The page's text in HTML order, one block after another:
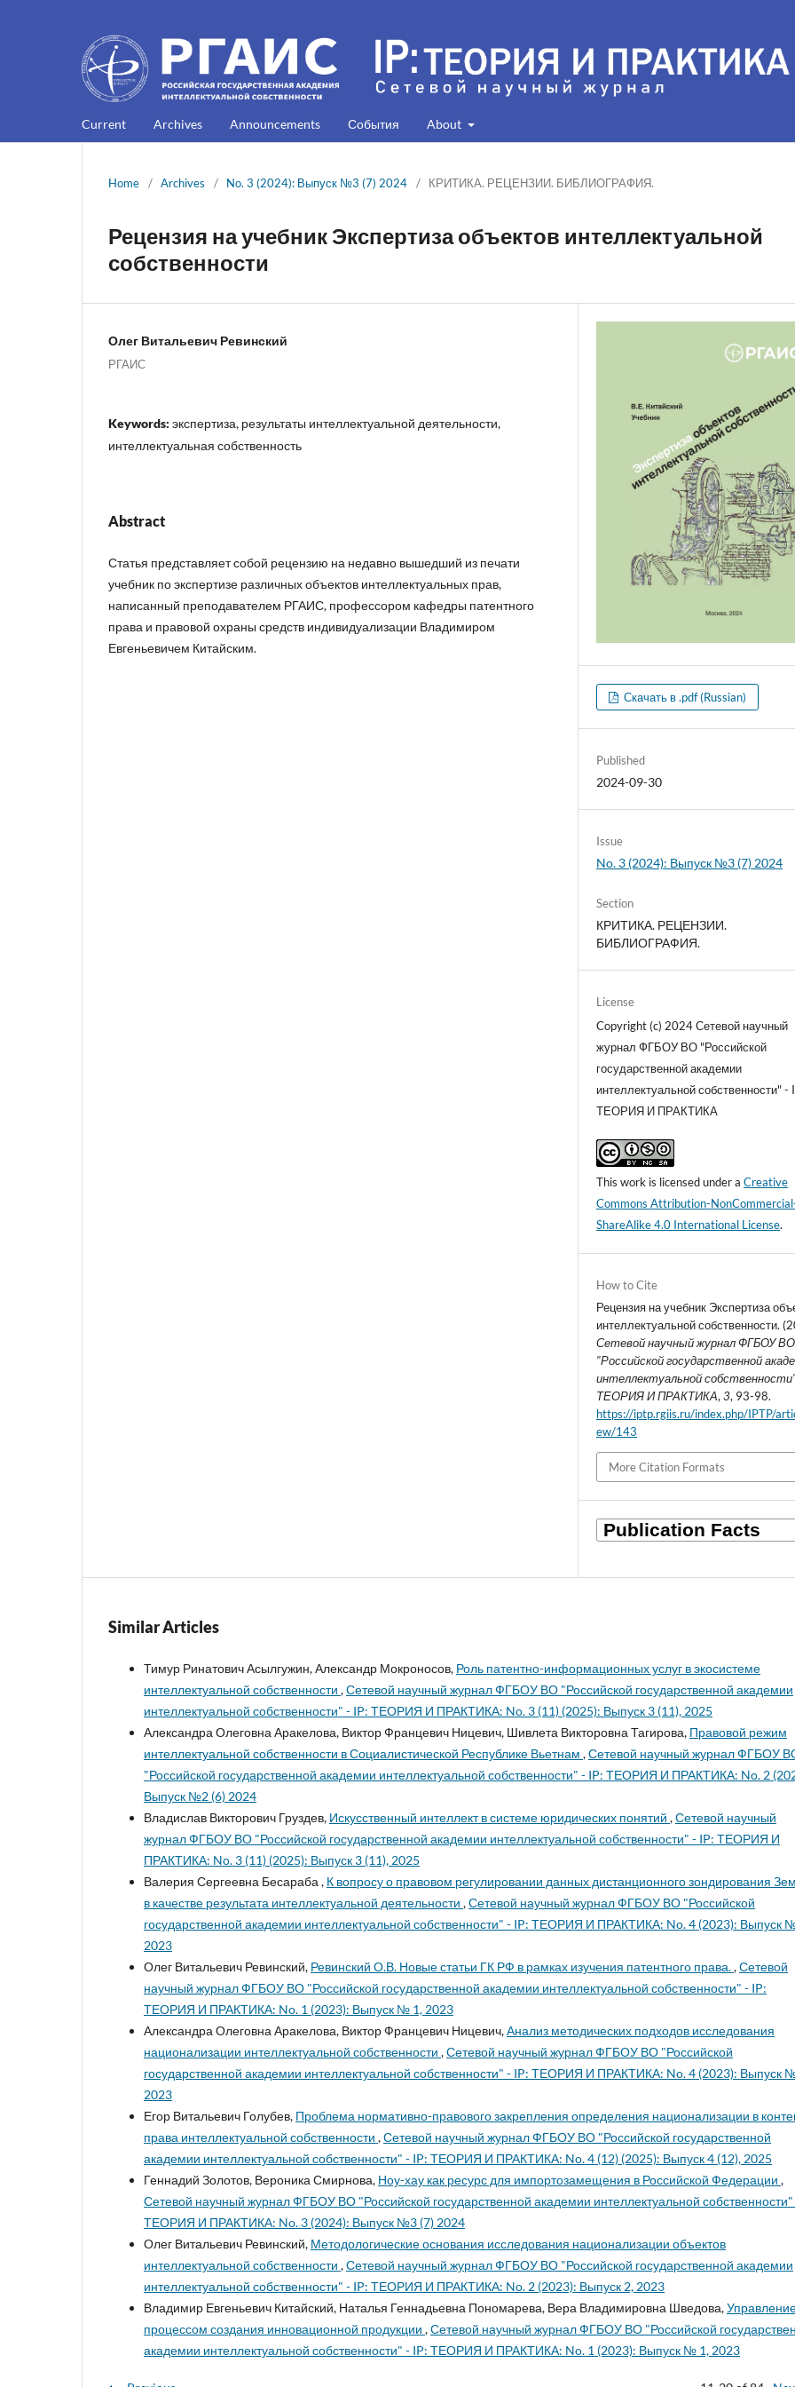
Current Archives Announcements События About
Home / Archives / No. 3 (2024): Выпуск №3 (7) 2024 / КРИТИКА. РЕЦЕНЗИИ. БИБЛИОГРАФИЯ.
Рецензия на учебник Экспертиза объектов интеллектуальной
собственности
Олег Витальевич Ревинский
РГАИС
Keywords: экспертиза, результаты интеллектуальной деятельности,
интеллектуальная собственность
Abstract
Статья представляет собой рецензию на недавно вышедший из печати
учебник по экспертизе различных объектов интеллектуальных прав,
написанный преподавателем РГАИС, профессором кафедры патентного
права и правовой охраны средств индивидуализации Владимиром
Евгеньевичем Китайским.
Скачать в .pdf (Russian)
Published
2024-09-30
Issue
No. 3 (2024): Выпуск №3 (7) 2024
Section
КРИТИКА. РЕЦЕНЗИИ.
БИБЛИОГРАФИЯ.
License
Copyright (c) 2024 Сетевой научный
журнал ФГБОУ ВО "Российской
государственной академии
интеллектуальной собственности" -
ТЕОРИЯ И ПРАКТИКА
This work is licensed under aCreative
Commons Attribution-
ShareAlike 4.0 International License.
How to Cite
Рецензия на учебник Экспертиза
интеллектуальной собственности.
Сетевой научный журнал ФГБОУ ВО
"Российской государственной
интеллектуальной
ТЕОРИЯ И ПРАКТИКА,3, 93-98.
https://iptp.rgiis.ru/index.php/IPTP/
ew/143
More Citation Formats
Similar Articles
Тимур Ринатович Асылгужин, Александр Мокроносов, Роль патентно-информационных услуг в экосистеме
интеллектуальной собственности ,Сетевой научный журнал ФГБОУ ВО "Российской государственной академии
интеллектуальной собственности" - IP: ТЕОРИЯ И ПРАКТИКА: No. 3 (11) (2025): Выпуск 3 (11), 2025
Александра Олеговна Аракелова, Виктор Францевич Ницевич, Шивлета Викторовна Тагирова, Правовой режим
интеллектуальной собственности в Социалистической Республике Вьетнам ,Сетевой научный журнал ФГБОУ
"Российской государственной академии интеллектуальной собственности" - IP: ТЕОРИЯ И ПРАКТИКА: No. 2
Выпуск №2 (6) 2024
Владислав Викторович Груздев, Искусственный интеллект в системе юридических понятий ,Сетевой научный
журнал ФГБОУ ВО "Российской государственной академии интеллектуальной собственности" - IP: ТЕОРИЯ И
ПРАКТИКА: No. 3 (11) (2025): Выпуск 3 (11), 2025
Валерия Сергеевна Бесараба , К вопросу о правовом регулировании данных дистанционного зондирования
в качестве результата интеллектуальной деятельности ,Сетевой научный журнал ФГБОУ ВО "Российской
государственной академии интеллектуальной собственности" - IP: ТЕОРИЯ И ПРАКТИКА: No. 4 (2023): Выпуск
2023
Олег Витальевич Ревинский, Ревинский О.В. Новые статьи ГК РФ в рамках изучения патентного права.,Сетевой
научный журнал ФГБОУ ВО "Российской государственной академии интеллектуальной собственности" - IP:
ТЕОРИЯ И ПРАКТИКА: No. 1 (2023): Выпуск № 1, 2023
Александра Олеговна Аракелова, Виктор Францевич Ницевич,Анализ методических подходов исследования
национализации интеллектуальной собственности ,Сетевой научный журнал ФГБОУ ВО "Российской
государственной академии интеллектуальной собственности" - IP: ТЕОРИЯ И ПРАКТИКА: No. 4 (2023): Выпуск
2023
Егор Витальевич Голубев, Проблема нормативно-правового закрепления определения национализации в
права интеллектуальной собственности ,Сетевой научный журнал ФГБОУ ВО "Российской государственной
академии интеллектуальной собственности" - IP: ТЕОРИЯ И ПРАКТИКА: No. 4 (12) (2025): Выпуск 4 (12), 2025
Геннадий Золотов, Вероника Смирнова, Ноу-хау как ресурс для импортозамещения в Российской Федерации ,
Сетевой научный журнал ФГБОУ ВО "Российской государственной академии интеллектуальной собственности"
ТЕОРИЯ И ПРАКТИКА: No. 3 (2024): Выпуск №3 (7) 2024
Олег Витальевич Ревинский, Методологические основания исследования национализации объектов
интеллектуальной собственности ,Сетевой научный журнал ФГБОУ ВО "Российской государственной академии
интеллектуальной собственности" - IP: ТЕОРИЯ И ПРАКТИКА: No. 2 (2023): Выпуск 2, 2023
Владимир Евгеньевич Китайский, Наталья Геннадьевна Пономарева, Вера Владимировна Шведова,
процессом создания инновационной продукции ,Сетевой научный журнал ФГБОУ ВО "Российской
академии интеллектуальной собственности" - IP: ТЕОРИЯ И ПРАКТИКА: No. 1 (2023): Выпуск № 1, 2023